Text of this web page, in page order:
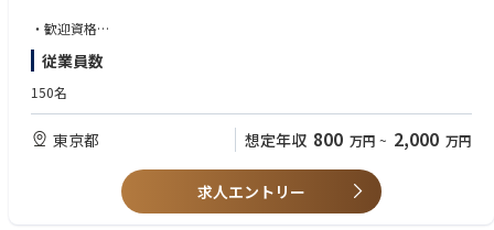
上流の業務プロセスの変革やSAPなどのソリューション利用価値を最大化
するために企業・業務の在り方をコンサルテーションします。
（SAP PP/MM, SD, FI/COモジュール、S/4 HANA&, およびFioriアプリ）
・業務／システムにおける問題点抽出と対応方針立案
・業務改革やシステム導入プロジェクトの企画、実行
・その他、クライアント企業の課題解決に向けた支援
・ロジスティクス・コンサルタントは、顧客のサプライチェーン・マネジ
メントの改善、コスト削減、
・書類作成 等
・歓迎資格
1級建築施工管理技士
1級電気工事施工管理技士
技術士（総合技術管理建設もしくは電気電子）
・上記資格に該当する建設業での実務経験5年以上
・データセンター工事、コンテナ型データセンター工事経験 歓迎
・高圧、特別高圧の電気工事に関する経験 歓迎
従業員数
150名
東京都 想定年収 800 万円 ~ 2,000 万円
求人エントリー